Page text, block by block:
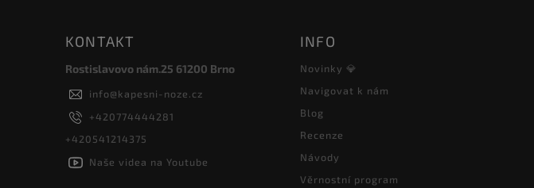
KONTAKT
Rostislavovo nám.25 61200 Brno
info@kapesni-noze.cz
+420774444281
+420541214375
Naše videa na Youtube
INFO
Novinky 💎
Navigovat k nám
Blog
Recenze
Návody
Věrnostní program